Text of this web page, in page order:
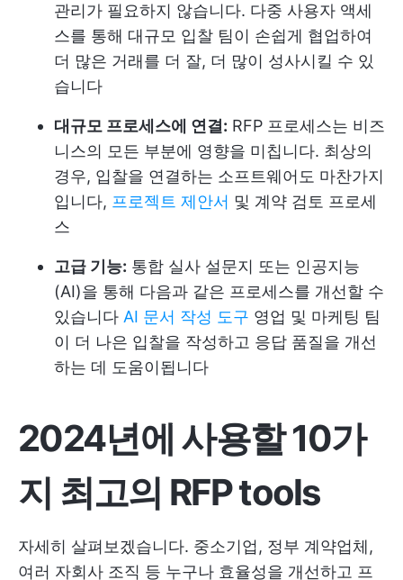
관리가 필요하지 않습니다. 다중 사용자 액세
스를 통해 대규모 입찰 팀이 손쉽게 협업하여
더 많은 거래를 더 잘, 더 많이 성사시킬 수 있
습니다
대규모 프로세스에 연결: RFP 프로세스는 비즈
니스의 모든 부분에 영향을 미칩니다. 최상의
경우, 입찰을 연결하는 소프트웨어도 마찬가지
입니다, 프로젝트 제안서 및 계약 검토 프로세
스
고급 기능: 통합 실사 설문지 또는 인공지능
(AI)을 통해 다음과 같은 프로세스를 개선할 수
있습니다 AI 문서 작성 도구 영업 및 마케팅 팀
이 더 나은 입찰을 작성하고 응답 품질을 개선
하는 데 도움이됩니다
2024년에 사용할 10가
지 최고의 RFP tools
자세히 살펴보겠습니다. 중소기업, 정부 계약업체,
여러 자회사 조직 등 누구나 효율성을 개선하고 프